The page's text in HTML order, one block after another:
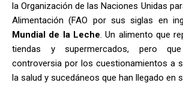
la Organización de las Naciones Unidas
Alimentación (FAO por sus siglas en
Mundial de la Leche. Un alimento que
tiendas y supermercados, pero
controversia por los cuestionamientos a
la salud y sucedáneos que han llegado en